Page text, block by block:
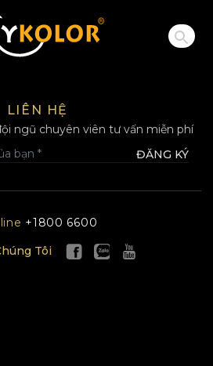
LIÊN HỆ
ngũ chuyên viên tư vấn miễn phí
ĐĂNG KÝ
+1800 6600
Tôi